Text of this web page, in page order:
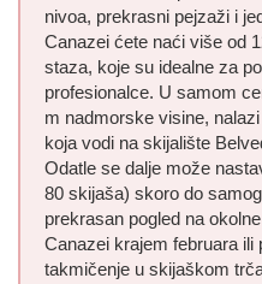
nivoa, prekrasni pejzaži i
Canazei ćete naći više od
staza, koje su idealne za
profesionalce. U samom
m nadmorske visine,
koja vodi na skijalište
Odatle se dalje može
80 skijaša) skoro do
prekrasan pogled na
Canazei krajem februara
takmičenje u skijaškom